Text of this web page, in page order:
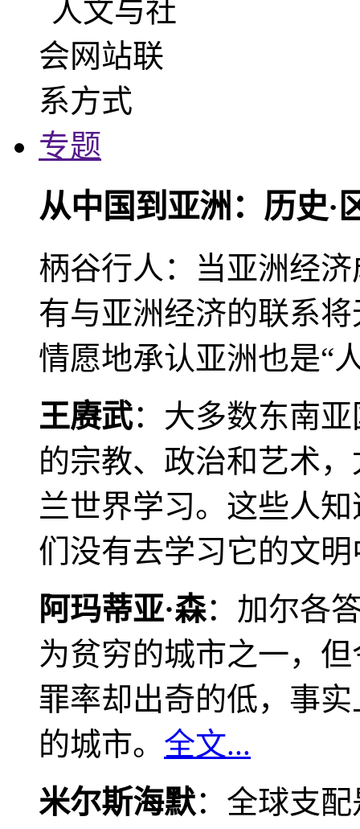
专题
从中国到亚洲：历史·
柄谷行人：当亚洲经
有与亚洲经济的联系
情愿地承认亚洲也是“
王赓武：大多数东南
的宗教、政治和艺术
兰世界学习。这些人
们没有去学习它的文
阿玛蒂亚·森：加尔各
为贫穷的城市之一，
罪率却出奇的低，事
的城市。 全文...
米尔斯海默：全球支